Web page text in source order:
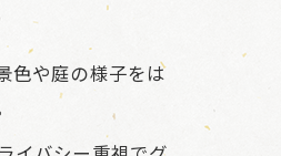
色や庭の様子をは